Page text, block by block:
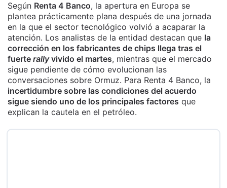
Según Renta 4 Banco, la apertura en Europa se
plantea prácticamente plana después de una jornada
en la que el sector tecnológico volvió a acaparar la
atención. Los analistas de la entidad destacan que la
corrección en los fabricantes de chips llega tras el
fuerte rallyvivido el martes, mientras que el mercado
sigue pendiente de cómo evolucionan las
conversaciones sobre Ormuz. Para Renta 4 Banco, la
incertidumbre sobre las condiciones del acuerdo
sigue siendo uno de los principales factores que
explican la cautela en el petróleo.